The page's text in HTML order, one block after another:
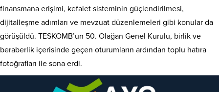
finansmana erişimi, kefalet sisteminin güçlendirilmesi,
dijitalleşme adımları ve mevzuat düzenlemeleri gibi konular da
görüşüldü. TESKOMB’un 50. Olağan Genel Kurulu, birlik ve
beraberlik içerisinde geçen oturumların ardından toplu hatıra
fotoğrafları ile sona erdi.